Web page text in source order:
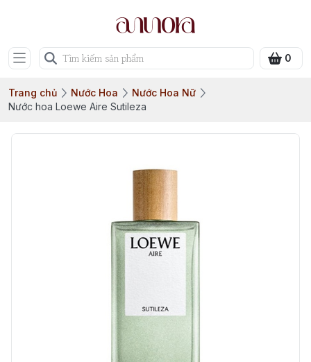
0
Trang chủ Nước Hoa
Nước Hoa Nữ
Nước hoa Loewe Aire Sutileza